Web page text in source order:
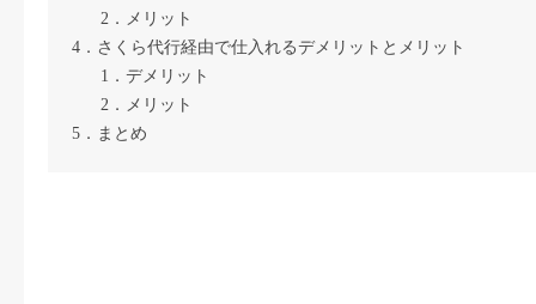
2．メリット
4．さくら代行経由で仕入れるデメリットとメリット
1．デメリット
2．メリット
5．まとめ